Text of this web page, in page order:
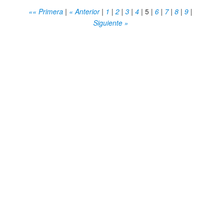
«« Primera | « Anterior| 1 | 2 | 3 | 4 | 5 | 6 | 7| 8 | 9 |
Siguiente »